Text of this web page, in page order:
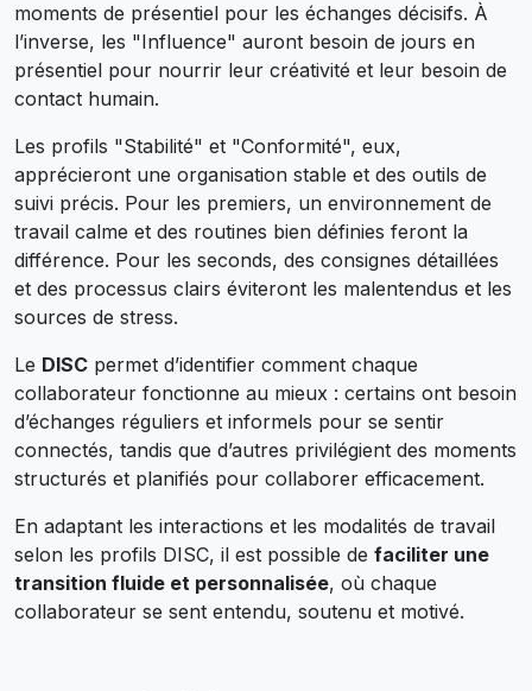
moments de présentiel pour les échanges décisifs. À
l’inverse, les "Influence" auront besoin de jours en
présentiel pour nourrir leur créativité et leur besoin de
contact humain.
Les profils "Stabilité" et "Conformité", eux,
apprécieront une organisation stable et des outils de
suivi précis. Pour les premiers, un environnement de
travail calme et des routines bien définies feront la
différence. Pour les seconds, des consignes détaillées
et des processus clairs éviteront les malentendus et les
sources de stress.
Le DISC permet d’identifier comment chaque
collaborateur fonctionne au mieux : certains ont besoin
d’échanges réguliers et informels pour se sentir
connectés, tandis que d’autres privilégient des moments
structurés et planifiés pour collaborer efficacement.
En adaptant les interactions et les modalités de travail
selon les profils DISC, il est possible de faciliter une
transition fluide et personnalisée, où chaque
collaborateur se sent entendu, soutenu et motivé.